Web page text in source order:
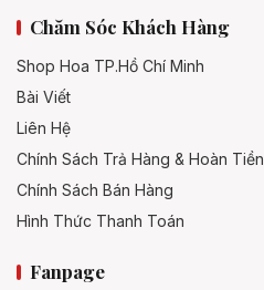
Chăm Sóc Khách Hàng
Shop Hoa TP.Hồ Chí Minh
Bài Viết
Liên Hệ
Chính Sách Trả Hàng & Hoàn Tiền
Chính Sách Bán Hàng
Hình Thức Thanh Toán
Fanpage